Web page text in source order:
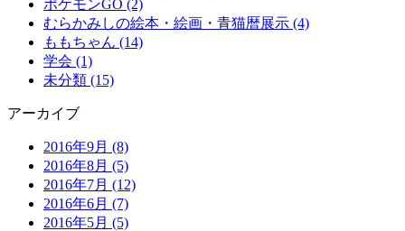
ポケモンGO (2)
むらかみしの絵本・絵画・青猫暦展示 (4)
ももちゃん (14)
学会 (1)
未分類 (15)
アーカイブ
2016年9月 (8)
2016年8月 (5)
2016年7月 (12)
2016年6月 (7)
2016年5月 (5)